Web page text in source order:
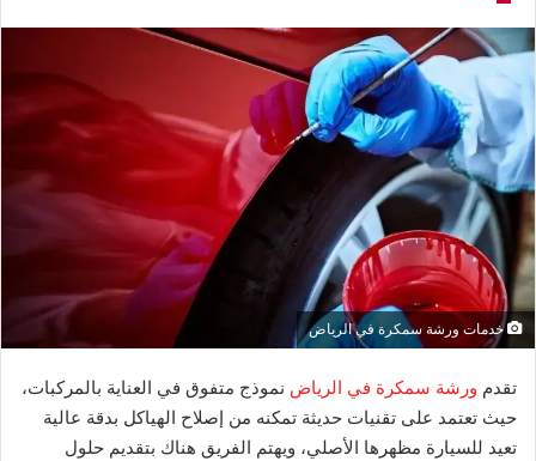
خدمات ورشة سمكرة في الرياض
تقدم ورشة سمكرة في الرياض نموذج متفوق في العناية بالمركبات،
حيث تعتمد على تقنيات حديثة تمكنه من إصلاح الهياكل بدقة عالية
تعيد للسيارة مظهرها الأصلي، ويهتم الفريق هناك بتقديم حلول